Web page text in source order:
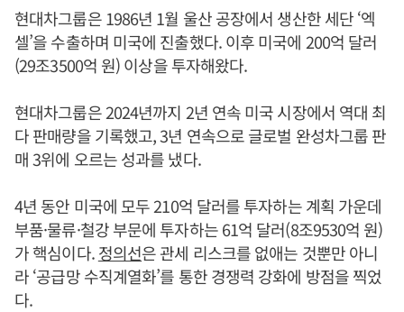
현대차그룹은 1986년 1월 울산 공장에서 생산한 세단 ‘엑
셀’을 수출하며 미국에 진출했다. 이후 미국에 200억 달러
(29조3500억 원) 이상을 투자해왔다.
현대차그룹은 2024년까지 2년 연속 미국 시장에서 역대 최
다 판매량을 기록했고, 3년 연속으로 글로벌 완성차그룹 판
매 3위에 오르는 성과를 냈다.
4년 동안 미국에 모두 210억 달러를 투자하는 계획 가운데
부품·물류·철강 부문에 투자하는 61억 달러(8조9530억 원)
가 핵심이다.정의선은 관세 리스크를 없애는 것뿐만 아니
라 ‘공급망 수직계열화’를 통한 경쟁력 강화에 방점을 찍었
다.